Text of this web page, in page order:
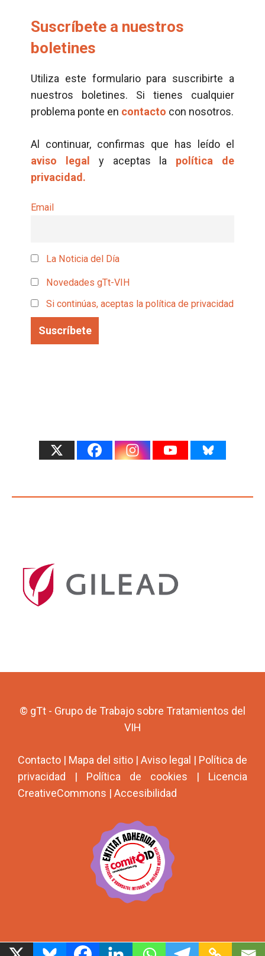
Suscríbete a nuestros
boletines
Utiliza este formulario para suscribirte a
nuestros boletines. Si tienes cualquier
problema ponte en contacto con nosotros.
Al continuar, confirmas que has leído el
aviso legal
y aceptas la política de
privacidad.
Email
La Noticia del Día
Novedades gTt-VIH
Si continúas, aceptas la política de privacidad
© gTt - Grupo de Trabajo sobre Tratamientos del
VIH
Contacto | Mapa del sitio | Aviso legal | Política de
privacidad | Política de cookies | Licencia
CreativeCommons | Accesibilidad